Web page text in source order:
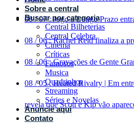
08 / 07 : Jogo a Longo Prazo
08 / 06 : Rachel Reid finaliza a
08 / 06 : Gravações de Gente
08 / 05 : Heated Rivalry | Em
revela que Scott e Kip vão
Sobre a central
Buscar por categoria
Central Bilheterias
Central Celebra
Cinema
Críticas
Famosos
Musica
Quadrinhos
Streaming
Séries e Novelas
Anuncie aqui
Contato